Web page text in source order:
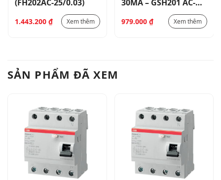
(FH202AC-25/0.03)
1.443.200 ₫ Xem thêm
30MA – GSH201 AC-
979.000 ₫ Xem thêm
SẢN PHẨM ĐÃ XEM